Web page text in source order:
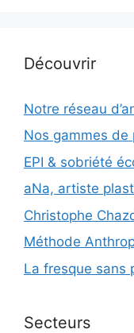
Découvrir
Notre réseau
Nos gammes de
EPI & sobriété
aNa, artiste
Christophe
Méthode
La fresque sans
Secteurs